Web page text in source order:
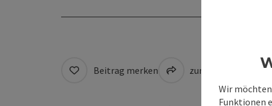
Beitrag merken zum Merkzettel
Wir
Funktionen